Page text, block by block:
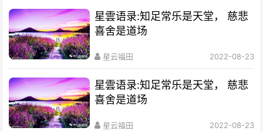
星雲语录:知足常乐是天堂， 慈悲
喜舍是道场
星云福田 2022-08-23
星雲语录:知足常乐是天堂， 慈悲
喜舍是道场
星云福田 2022-08-23